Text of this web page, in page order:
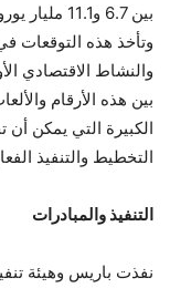
بين 6.7
وتأخذ هذه التوقعات في
والنشاط الاقتصادي
بين هذه الأرقام
الكبيرة التي يمكن
التخطيط والتنفيذ
التنفيذ والمبادرات
نفذت باريس وهيئة